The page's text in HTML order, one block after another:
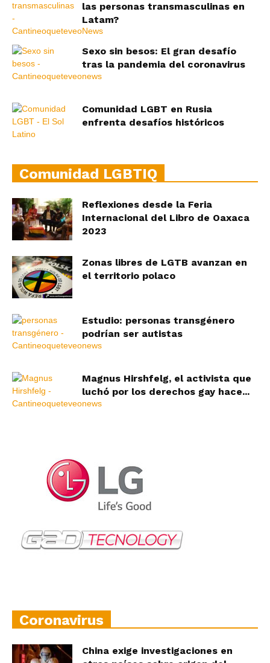
las personas transmasculinas en
Latam?
Sexo sin besos: El gran desafío
tras la pandemia del coronavirus
Comunidad LGBT en Rusia
enfrenta desafíos históricos
Comunidad LGBTIQ
Reflexiones desde la Feria
Internacional del Libro de Oaxaca
2023
Zonas libres de LGTB avanzan en
el territorio polaco
Estudio: personas transgénero
podrían ser autistas
Magnus Hirshfelg, el activista que
luchó por los derechos gay hace...
Coronavirus
China exige investigaciones en